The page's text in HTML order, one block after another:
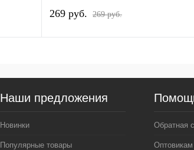
269 pуб. 269 pуб.
Наши предложения
Новинки
Популярные товары
Обратная
Оптовикам